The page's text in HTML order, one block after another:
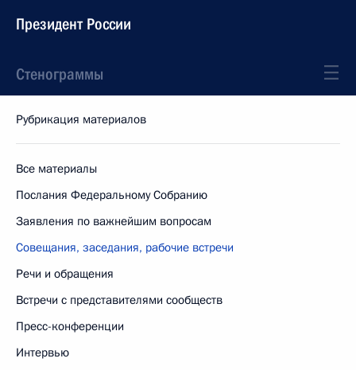
Президент России
Стенограммы
Рубрикация материалов
Все материалы
Послания Федеральному Собранию
Заявления по важнейшим вопросам
Совещания, заседания, рабочие встречи
Речи и обращения
Встречи с представителями сообществ
Пресс-конференции
Интервью